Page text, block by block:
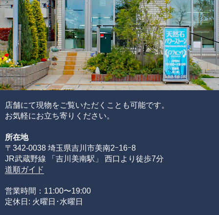
この他にも細かい評価ポイントはございますが、大きく分
けて6つの評価ポイントを基に、各要素の水準が決まり、そ
れらを合算することで品質を見極めています。
ブレスレットの品質階級は、ブレスレットを構成している
各ビーズの品質水準の高さと品質水準のムラで決まりま
す。
通常、半貴石には上記のような基準を基にした品質管理を
することが出来ません。
めには、それぞれの石の一番下から一番上までの全ての品
質を網羅する必要があるからです。
限られた品質の知識のみでは、正確な品質評価をすること
が出来ません。
専門店としてルチルクォーツに情熱を注ぎ、ありとあらゆ
る加工工場に足を運び、積み重ねてきた品質知識があるか
店舗にて現物をご覧いただくことも可能です。
お気軽にお立ち寄りください。
所在地
〒342-0038 埼玉県吉川市美南2ｰ16ｰ8
JR武蔵野線 「吉川美南駅」 西口より徒歩7分
道順ガイド
営業時間：11:00〜19:00
定休日: 火曜日･水曜日